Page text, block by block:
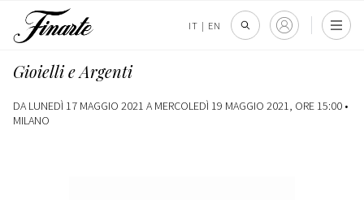
IT | EN
Gioielli e Argenti
DA LUNEDÌ 17 MAGGIO 2021 A MERCOLEDÌ 19 MAGGIO 2021, ORE 15:00 •
MILANO